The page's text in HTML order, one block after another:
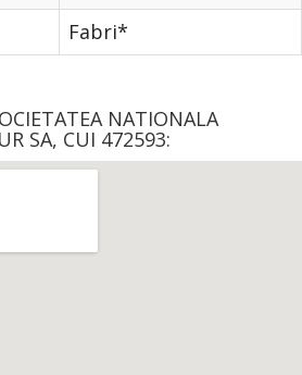
Fabri*
NATIONALA
SA, CUI 472593: